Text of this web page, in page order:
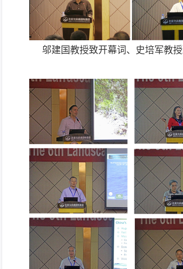
邬建国教授致开幕词、史培军教